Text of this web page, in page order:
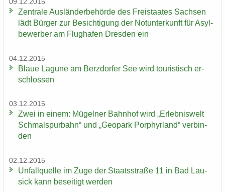
09.12.2015
Zen­tra­le Aus­län­der­be­hör­de des Frei­staa­tes Sach­sen
lädt Bür­ger zur Be­sich­ti­gung der Not­un­ter­kunft für Asyl­
be­wer­ber am Flug­ha­fen Dres­den ein
04.12.2015
Blaue La­gu­ne am Berz­dor­fer See wird tou­ris­tisch er­
schlos­sen
03.12.2015
Zwei in einem: Mü­gel­ner Bahn­hof wird „Er­leb­nis­welt
Schmal­spur­bahn“ und „Geo­park Por­phyr­land“ ver­bin­
den
02.12.2015
Un­fall­quel­le im Zuge der Staats­stra­ße 11 in Bad Lau­
sick kann be­sei­tigt wer­den